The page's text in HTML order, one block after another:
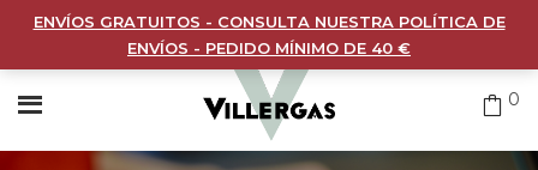
0
ENVÍOS GRATUITOS - CONSULTA NUESTRA POLÍTICA DE
ENVÍOS - PEDIDO MÍNIMO DE 40 €